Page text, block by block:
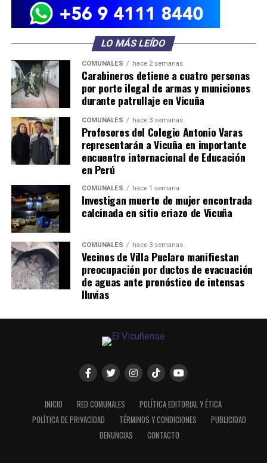
LO MÁS LEÍDO
COMUNALES hace 2 semanas
Carabineros detiene a cuatro personas
por porte ilegal de armas y municiones
durante patrullaje en Vicuña
COMUNALES hace 3 semanas
Profesores del Colegio Antonio Varas
representarán a Vicuña en importante
encuentro internacional de Educación
en Perú
COMUNALES hace 1 semana
Investigan muerte de mujer encontrada
calcinada en sitio eriazo de Vicuña
COMUNALES hace 3 semanas
Vecinos de Villa Puclaro manifiestan
preocupación por ductos de evacuación
de aguas ante pronóstico de intensas
lluvias
INICIO RED COMUNALES
POLÍTICA EDITORIAL Y ÉTICA
POLÍTICA DE PRIVACIDAD
TÉRMINOS Y CONDICIONES
PUBLICIDAD
DENUNCIAS
CONTACTO